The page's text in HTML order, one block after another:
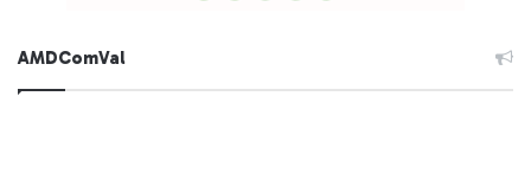
AMDComVal